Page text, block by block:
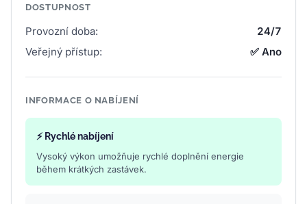
DOSTUPNOST
Provozní doba:
24/7
Veřejný přístup:
✅ Ano
INFORMACE O NABÍJENÍ
⚡ Rychlé nabíjení
Vysoký výkon umožňuje rychlé doplnění energie
během krátkých zastávek.